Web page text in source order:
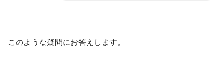
このような疑問にお答えします。